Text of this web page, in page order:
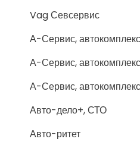
Vag Севсервис
А-Сервис, автокомплекс
А-Сервис, автокомплекс
А-Сервис, автокомплекс
Авто-дело+, СТО
Авто-ритет